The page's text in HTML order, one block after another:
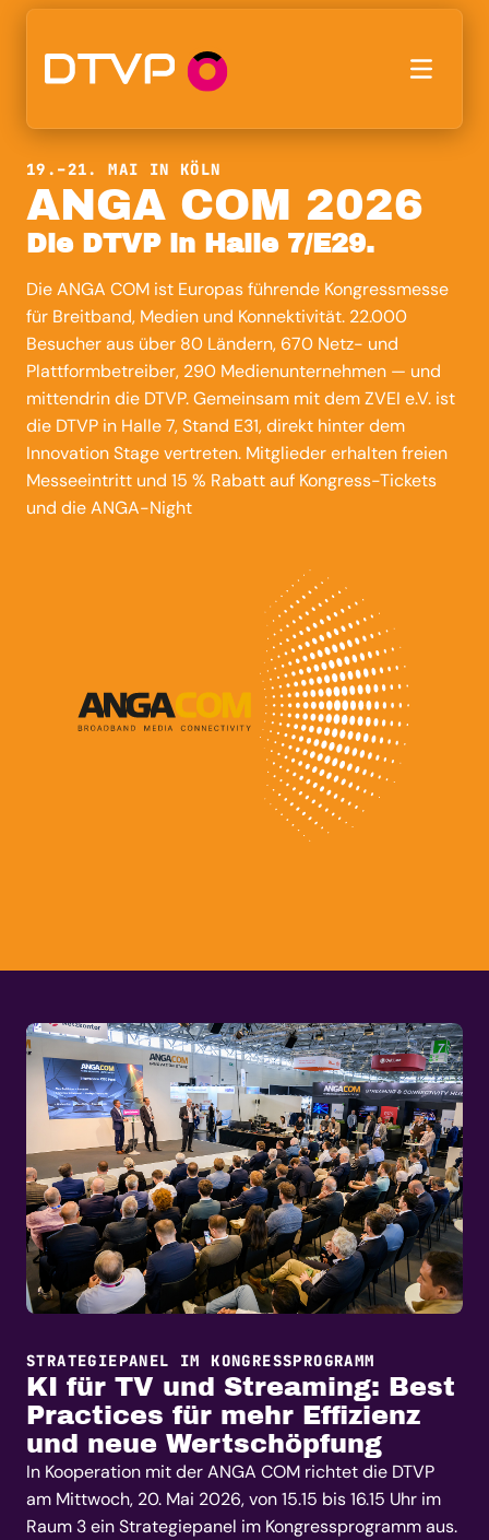
19.–21. MAI IN KÖLN
ANGA COM 2026
Die DTVP in Halle 7/E29.
Die ANGA COM ist Europas führende Kongressmesse
für Breitband, Medien und Konnektivität. 22.000
Besucher aus über 80 Ländern, 670 Netz- und
Plattformbetreiber, 290 Medienunternehmen — und
mittendrin die DTVP. Gemeinsam mit dem ZVEI e.V. ist
die DTVP in Halle 7, Stand E31, direkt hinter dem
Innovation Stage vertreten. Mitglieder erhalten freien
Messeeintritt und 15 % Rabatt auf Kongress-Tickets
und die ANGA-Night
STRATEGIEPANEL IM KONGRESSPROGRAMM
KI für TV und Streaming: Best
Practices für mehr Effizienz
und neue Wertschöpfung
In Kooperation mit der ANGA COM richtet die DTVP
am Mittwoch, 20. Mai 2026, von 15.15 bis 16.15 Uhr im
Raum 3 ein Strategiepanel im Kongressprogramm aus.